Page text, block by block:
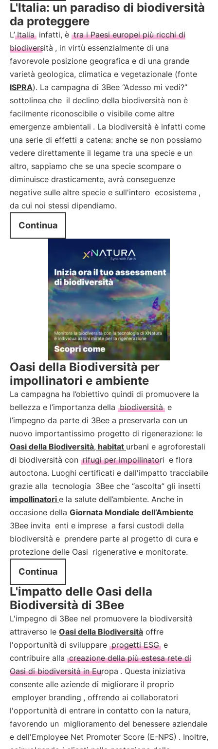
L'Italia: un paradiso di biodiversità
da proteggere
L’ Italia infatti, è tra i Paesi europei più ricchi di
biodiversità , in virtù essenzialmente di una
favorevole posizione geografica e di una grande
varietà geologica, climatica e vegetazionale (fonte
ISPRA). La campagna di 3Bee “Adesso mi vedi?”
sottolinea che il declino della biodiversità non è
facilmente riconoscibile o visibile come altre
emergenze ambientali . La biodiversità è infatti come
una serie di effetti a catena: anche se non possiamo
vedere direttamente il legame tra una specie e un
altro, sappiamo che se una specie scompare o
diminuisce drasticamente, avrà conseguenze
negative sulle altre specie e sull'intero ecosistema ,
da cui noi stessi dipendiamo.
Continua
Oasi della Biodiversità per
impollinatori e ambiente
La campagna ha l’obiettivo quindi di promuovere la
bellezza e l’importanza della biodiversità e
l’impegno da parte di 3Bee a preservarla con un
nuovo importantissimo progetto di rigenerazione: le
Oasi della Biodiversità, habitat urbani e agroforestali
di biodiversità con rifugi per impollinatori e flora
autoctona. Luoghi certificati e dall'impatto tracciabile
grazie alla tecnologia 3Bee che “ascolta” gli insetti
impollinatori e la salute dell’ambiente. Anche in
occasione della Giornata Mondiale dell’Ambiente
3Bee invita enti e imprese a farsi custodi della
biodiversità e prendere parte al progetto di cura e
protezione delle Oasi rigenerative e monitorate.
Continua
L'impatto delle Oasi della
Biodiversità di 3Bee
L'impegno di 3Bee nel promuovere la biodiversità
attraverso le Oasi della Biodiversità offre
l'opportunità di sviluppare progetti ESG e
contribuire alla creazione della più estesa rete di
Oasi di biodiversità in Europa . Questa iniziativa
consente alle aziende di migliorare il proprio
employer branding , offrendo ai collaboratori
l'opportunità di entrare in contatto con la natura,
favorendo un miglioramento del benessere aziendale
e dell'Employee Net Promoter Score (E-NPS) . Inoltre,